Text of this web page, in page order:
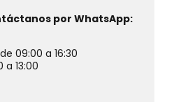
por WhatsApp:
09:00 a 16:30
a 13:00